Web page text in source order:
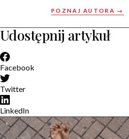
POZNAJ AUTORA →
Udostępnij artykuł
Facebook
Twitter
LinkedIn